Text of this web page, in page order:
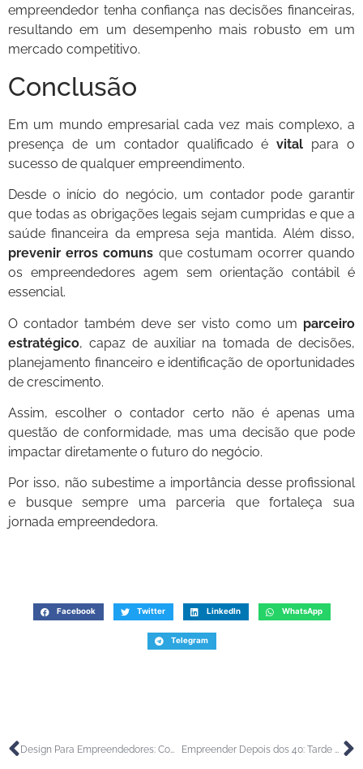
empreendedor tenha confiança nas decisões financeiras,
resultando em um desempenho mais robusto em um
mercado competitivo.
Conclusão
Em um mundo empresarial cada vez mais complexo, a
presença de um contador qualificado évital para o
sucesso de qualquer empreendimento.
Desde o início do negócio, um contador pode garantir
que todas as obrigações legais sejam cumpridas e que a
saúde financeira da empresa seja mantida. Além disso,
prevenir erros comuns que costumam ocorrer quando
os empreendedores agem sem orientação contábil é
essencial.
O contador também deve ser visto como um parceiro
estratégico, capaz de auxiliar na tomada de decisões,
planejamento financeiro e identificação de oportunidades
de crescimento.
Assim, escolher o contador certo não é apenas uma
questão de conformidade, mas uma decisão que pode
impactar diretamente o futuro do negócio.
Por isso, não subestime a importância desse profissional
e busque sempre uma parceria que fortaleça sua
jornada empreendedora.
Facebook Twitter LinkedIn WhatsApp
Telegram
Design Para Empreendedores: Como Não Ter Um Visual Vergonhoso no Início Empreender Depois dos 40: Tarde Demais ou Hora Certa?